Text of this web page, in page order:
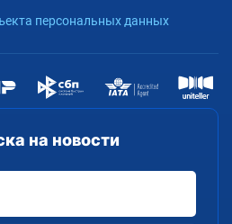
на новости
персональных данных